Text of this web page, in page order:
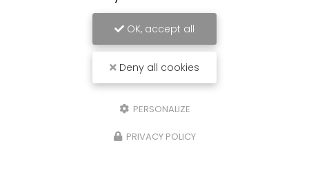
Voir l'album
OK, accept all
Deny all cookies
PERSONALIZE
PRIVACY POLICY